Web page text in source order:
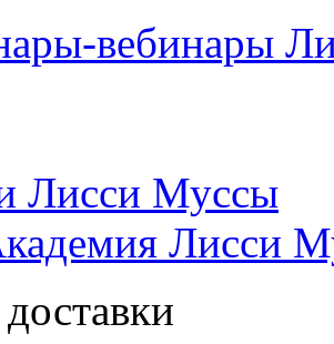
вебинары
Лисси Муссы
Лисси